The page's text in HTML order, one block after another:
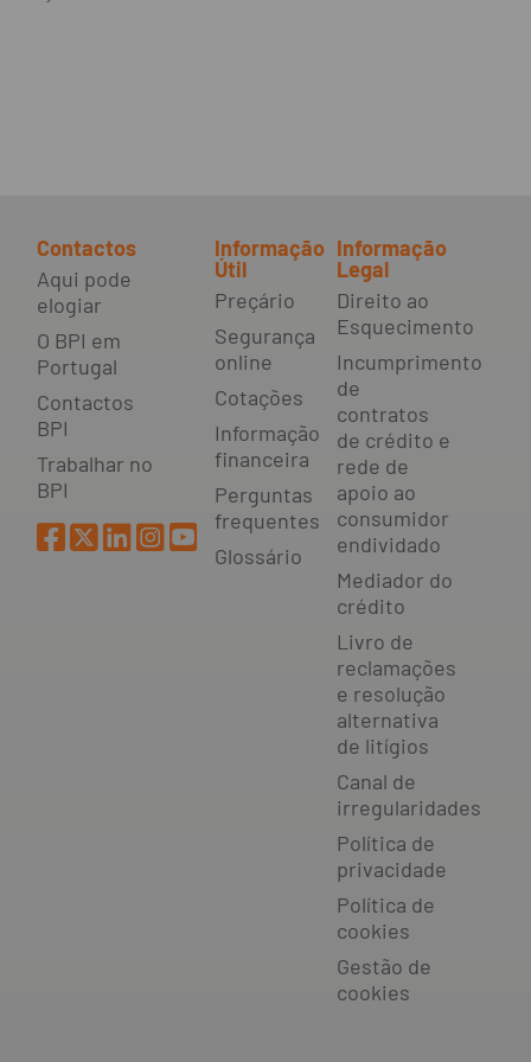
Contactos
Aqui pode
elogiar
O BPI em
Portugal
Contactos
BPI
Trabalhar no
BPI
Informação
Útil
Preçário
Segurança
online
Cotações
Informação
financeira
Perguntas
frequentes
Glossário
Informação
Legal
Direito ao
Esquecimento
Incumprimento
de
contratos
de crédito e
rede de
apoio ao
consumidor
endividado
Mediador do
crédito
Livro de
reclamações
e resolução
alternativa
de litígios
Canal de
irregularidades
Política de
privacidade
Política de
cookies
Gestão de
cookies